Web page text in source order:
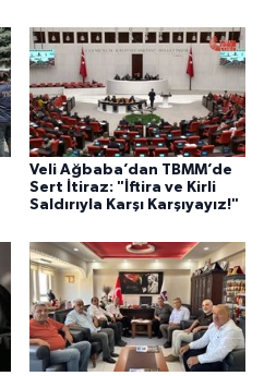
Veli Ağbaba’dan TBMM’de
Sert İtiraz: "İftira ve Kirli
Saldırıyla Karşı Karşıyayız!"